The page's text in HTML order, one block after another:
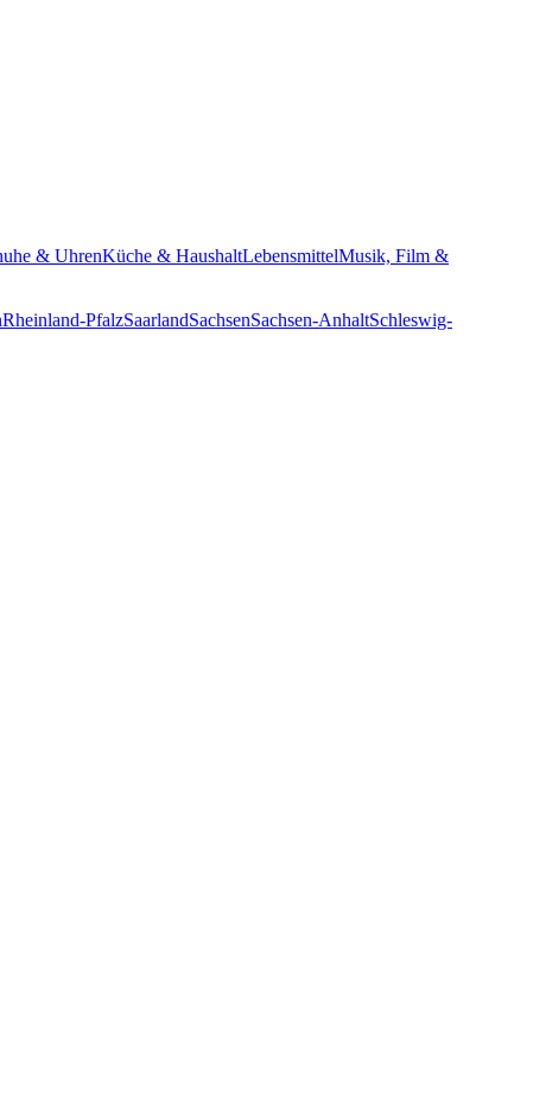
& UhrenKüche & HaushaltLebensmittelMusik, Film &
Rheinland-PfalzSaarlandSachsenSachsen-AnhaltSchleswig-